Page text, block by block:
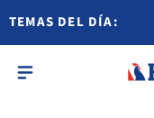
TEMAS DEL DÍA: